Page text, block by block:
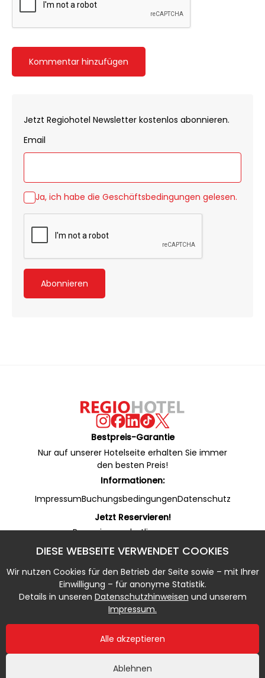
Kommentar hinzufügen
Jetzt Regiohotel Newsletter kostenlos abonnieren.
Email
Ja, ich habe die Geschäftsbedingungen gelesen.
Abonnieren
DIESE WEBSEITE VERWENDET COOKIES
Wir nutzen Cookies für den Betrieb der Seite sowie – mit Ihrer
Einwilligung – für anonyme Statistik.
Details in unseren Datenschutzhinweisen und unserem
Impressum.
Ablehnen
Alle akzeptieren
Bestpreis-Garantie
Nur auf unserer Hotelseite erhalten Sie immer
den besten Preis!
Informationen:
ImpressumBuchungsbedingungenDatenschutz
Jetzt Reservieren!
Reservierungshotline:
Online Rezeption (WhatsApp):
+49 53 22 / 950 135 (7 - 20 Uhr)
Notfallnummer:
+49 5322 / 950 133 (20 - 7 Uhr)